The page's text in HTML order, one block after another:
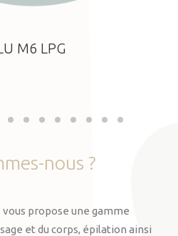
M6 LPG
nous ?
vous propose une gamme
et du corps, épilation ainsi